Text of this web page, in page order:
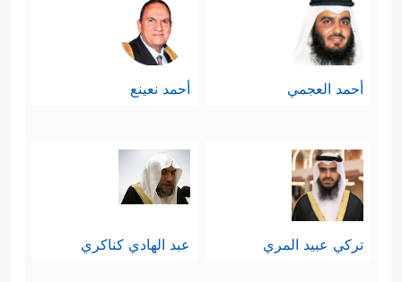
أحمد العجمي أحمد نعينع
تركي عبيد المري عبد الهادي كناكري